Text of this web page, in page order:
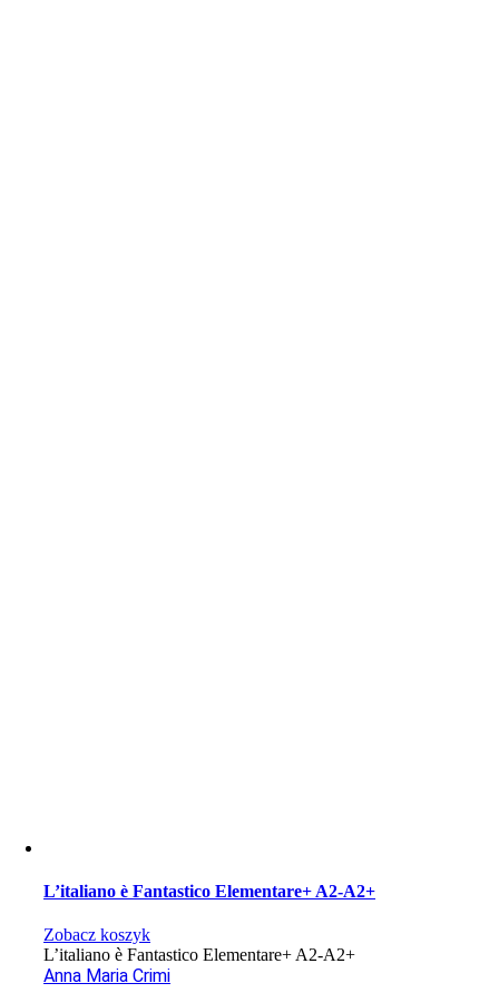
L’italiano è Fantastico Elementare+ A2-A2+
Zobacz koszyk
L’italiano è Fantastico Elementare+ A2-A2+
Anna Maria Crimi